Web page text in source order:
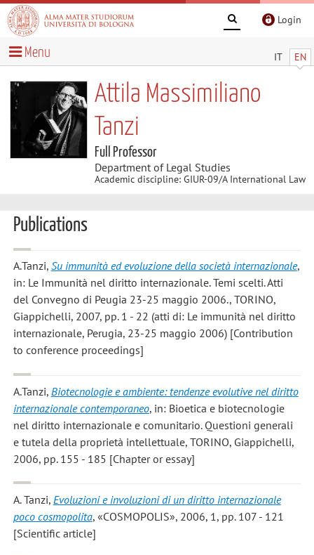
Login
IT EN
Menu
Attila Massimiliano
Tanzi
Full Professor
Department of Legal Studies
Academic discipline: GIUR-09/A International Law
Publications
A.Tanzi, Su immunità ed evoluzione della società internazionale,
in: Le Immunità nel diritto internazionale. Temi scelti. Atti
del Convegno di Peugia 23-25 maggio 2006., TORINO,
Giappichelli, 2007, pp. 1 - 22 (atti di: Le immunità nel diritto
internazionale, Perugia, 23-25 maggio 2006) [Contribution
to conference proceedings]
A.Tanzi, Biotecnologie e ambiente: tendenze evolutive nel diritto
internazionale contemporaneo, in: Bioetica e biotecnologie
nel diritto internazionale e comunitario. Questioni generali
e tutela della proprietà intellettuale, TORINO, Giappichelli,
2006, pp. 155 - 185 [Chapter or essay]
A. Tanzi, Evoluzioni e involuzioni di un diritto internazionale
poco cosmopolita, «COSMOPOLIS», 2006, 1, pp. 107 - 121
[Scientific article]